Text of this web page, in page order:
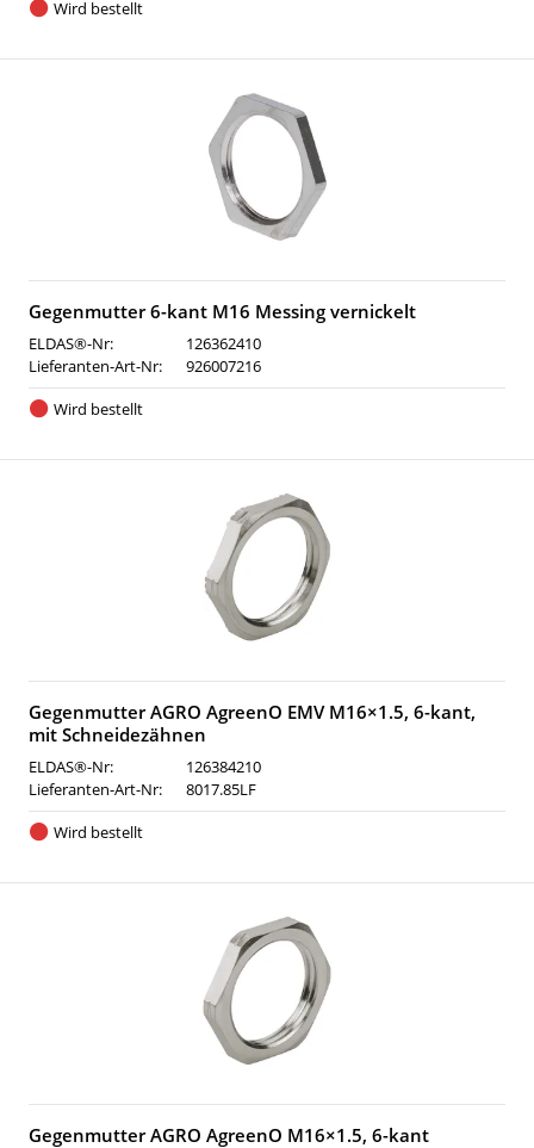
Wird bestellt
Gegenmutter 6-kant M16 Messing vernickelt
ELDAS®-Nr:
126362410
Lieferanten-Art-Nr:
926007216
Wird bestellt
Gegenmutter AGRO AgreenO EMV M16×1.5, 6-kant,
mit Schneidezähnen
ELDAS®-Nr:
126384210
Lieferanten-Art-Nr:
8017.85LF
Wird bestellt
Gegenmutter AGRO AgreenO M16×1.5, 6-kant